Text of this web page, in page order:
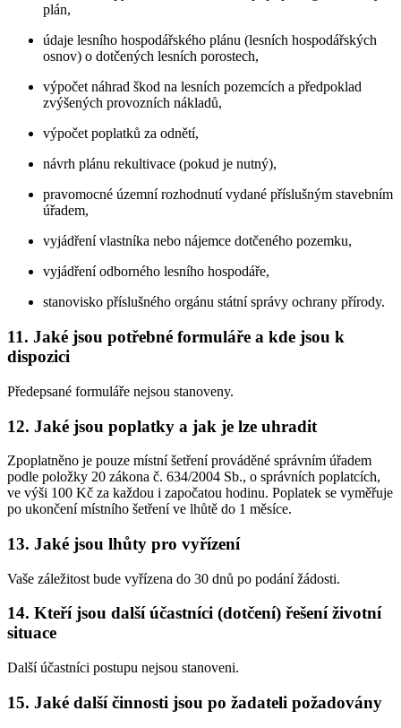
plán,
údaje lesního hospodářského plánu (lesních hospodářských
osnov) o dotčených lesních porostech,
výpočet náhrad škod na lesních pozemcích a předpoklad
zvýšených provozních nákladů,
výpočet poplatků za odnětí,
návrh plánu rekultivace (pokud je nutný),
pravomocné územní rozhodnutí vydané příslušným stavebním
úřadem,
vyjádření vlastníka nebo nájemce dotčeného pozemku,
vyjádření odborného lesního hospodáře,
stanovisko příslušného orgánu státní správy ochrany přírody.
11. Jaké jsou potřebné formuláře a kde jsou k
dispozici
Předepsané formuláře nejsou stanoveny.
12. Jaké jsou poplatky a jak je lze uhradit
Zpoplatněno je pouze místní šetření prováděné správním úřadem
podle položky 20 zákona č. 634/2004 Sb., o správních poplatcích,
ve výši 100 Kč za každou i započatou hodinu. Poplatek se vyměřuje
po ukončení místního šetření ve lhůtě do 1 měsíce.
13. Jaké jsou lhůty pro vyřízení
Vaše záležitost bude vyřízena do 30 dnů po podání žádosti.
14. Kteří jsou další účastníci (dotčení) řešení životní
situace
Další účastníci postupu nejsou stanoveni.
15. Jaké další činnosti jsou po žadateli požadovány